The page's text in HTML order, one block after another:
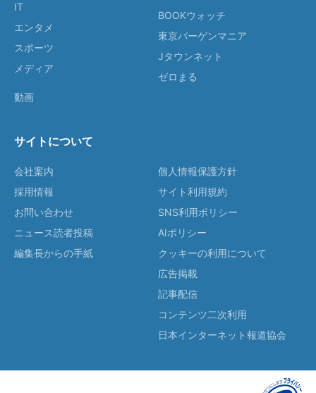
IT
エンタメ
スポーツ
メディア
動画
BOOKウォッチ
東京バーゲンマニア
Jタウンネット
ゼロまる
サイトについて
会社案内
採用情報
お問い合わせ
ニュース読者投稿
編集長からの手紙
個人情報保護方針
サイト利用規約
SNS利用ポリシー
AIポリシー
クッキーの利用について
広告掲載
記事配信
コンテンツ二次利用
日本インターネット報道協会